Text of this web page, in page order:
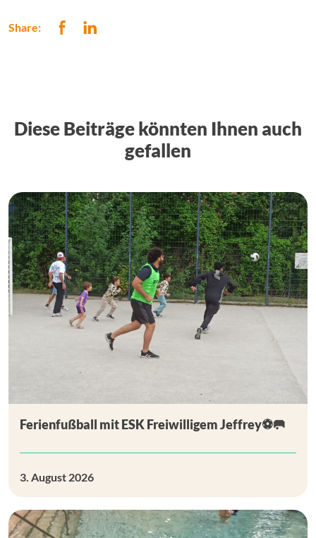
Share:
Diese Beiträge könnten Ihnen auch
gefallen
Ferienfußball mit ESK Freiwilligem Jeffrey⚽🥅
3. August 2026